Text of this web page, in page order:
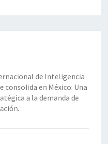
de Inteligencia
consolida en México: Una
a la demanda de